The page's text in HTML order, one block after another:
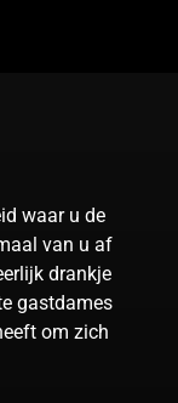
waar u de
van u af
drankje
gastdames
om zich